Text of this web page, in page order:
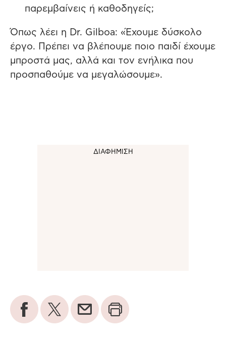
παρεμβαίνεις ή καθοδηγείς;
Όπως λέει η Dr. Gilboa: «Έχουμε δύσκολο
έργο. Πρέπει να βλέπουμε ποιο παιδί έχουμε
μπροστά μας, αλλά και τον ενήλικα που
προσπαθούμε να μεγαλώσουμε».